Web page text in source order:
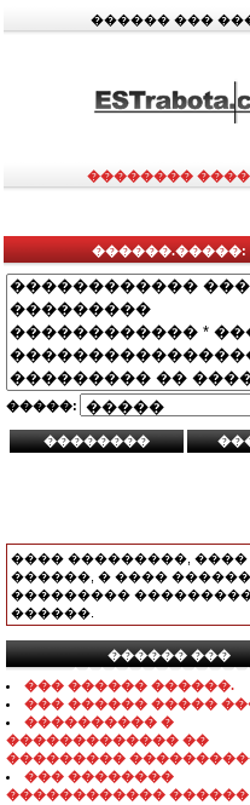
������ ���
��������
������.�����:
�����:
���� ���������, ����
������, � ����
���������
������.
������ ���
��� ������ ������.
��� ������ �����
���������� �
������������� ��
���������
��� ��������
������������ ������